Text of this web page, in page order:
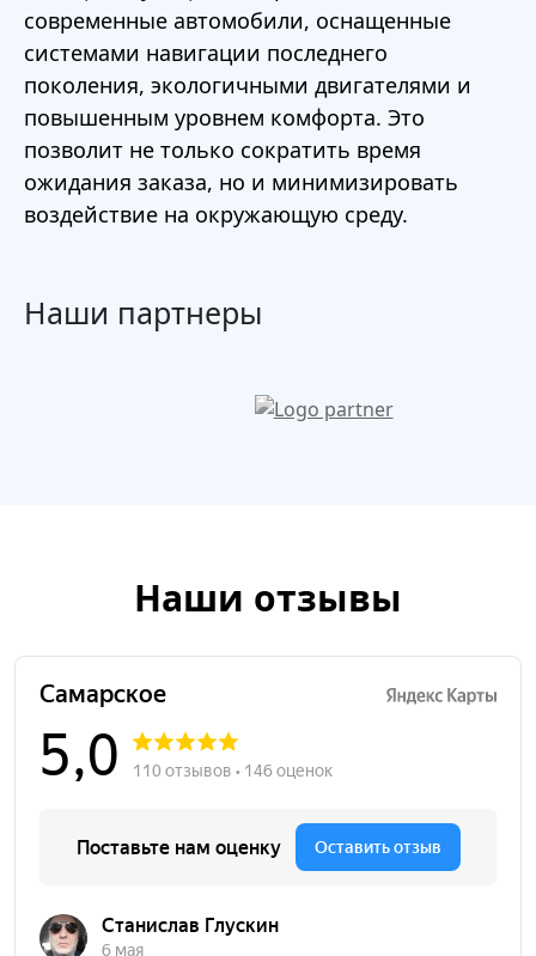
современные автомобили, оснащенные
системами навигации последнего
поколения, экологичными двигателями и
повышенным уровнем комфорта. Это
позволит не только сократить время
ожидания заказа, но и минимизировать
воздействие на окружающую среду.
Наши партнеры
Наши отзывы